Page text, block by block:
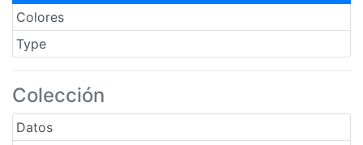
Colores
Type
Colección
Datos